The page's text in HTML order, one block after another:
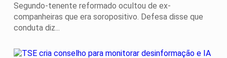
Segundo-tenente reformado ocultou de ex-
companheiras que era soropositivo. Defesa disse que
conduta diz...